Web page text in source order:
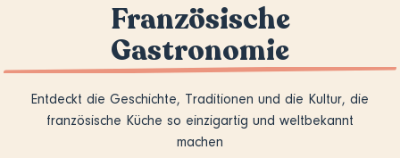
Französische
Gastronomie
Entdeckt die Geschichte, Traditionen und die Kultur, die
französische Küche so einzigartig und weltbekannt
machen